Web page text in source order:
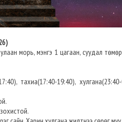
морь, мэнгэ 1 цагаан, суудал
тахиа(17:40-19:40),